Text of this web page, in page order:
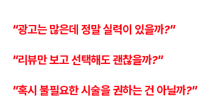
"광고는 많은데 정말 실력이 있을까?"
"리뷰만 보고 선택해도 괜찮을까?"
"혹시 불필요한 시술을 권하는 건 아닐까?"